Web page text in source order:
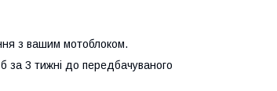
з вашим мотоблоком.
3 тижні до передбачуваного